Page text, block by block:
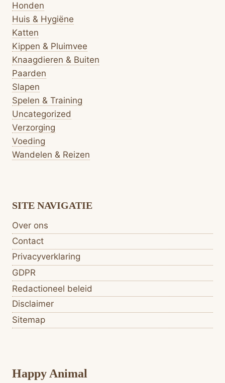
Honden
Huis & Hygiëne
Katten
Kippen & Pluimvee
Knaagdieren & Buiten
Paarden
Slapen
Spelen & Training
Uncategorized
Verzorging
Voeding
Wandelen & Reizen
SITE NAVIGATIE
Over ons
Contact
Privacyverklaring
GDPR
Redactioneel beleid
Disclaimer
Sitemap
Happy Animal